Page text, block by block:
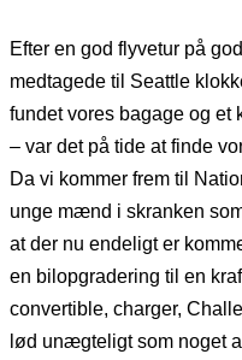
Efter en god flyvetur på
medtagede til Seattle
fundet vores bagage og et
– var det på tide at finde
Da vi kommer frem til
unge mænd i skranken
at der nu endeligt er
en bilopgradering til en
convertible, charger,
lød unægteligt som noget